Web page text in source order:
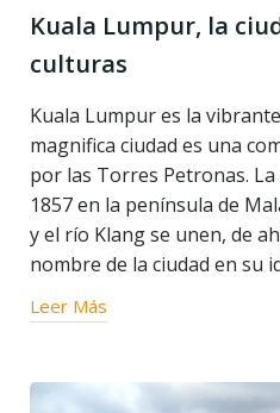
Kuala Lumpur, la
culturas
Kuala Lumpur es la
magnifica ciudad es una
por las Torres Petronas.
1857 en la península de
y el río Klang se unen, de
nombre de la ciudad en su
Leer Más